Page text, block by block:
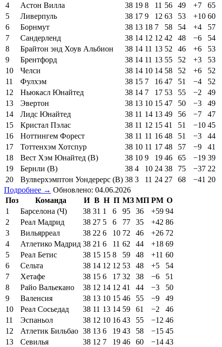
4
Астон Вилла 38 19 8 11 56 49 +7
65
5
Ливерпуль 38 17 9 12 63 53 +10 60
6
Борнмут 38 13 18 7 58 54 +4
57
7
Сандерленд 38 14 12 12 42 48 −6
54
8
Брайтон энд Хоув Альбион 38 14 11 13 52 46 +6
53
9
Брентфорд 38 14 11 13 55 52 +3
53
10
Челси 38 14 10 14 58 52 +6
52
11
Фулхэм 38 15 7 16 47 51 −4
52
12
Ньюкасл Юнайтед 38 14 7 17 53 55 −2
49
13
Эвертон 38 13 10 15 47 50 −3
49
14
Лидс Юнайтед 38 11 14 13 49 56 −7
47
15
Кристал Пэлас 38 11 12 15 41 51 −10 45
16
Ноттингем Форест 38 11 11 16 48 51 −3
44
17
Тоттенхэм Хотспур 38 10 11 17 48 57 −9
41
18
Вест Хэм Юнайтед (В) 38 10 9 19 46 65 −19 39
19
Бернли (В) 38 4 10 24 38 75 −37 22
20
Вулверхэмптон Уондерерс (В) 38 3 11 24 27 68 −41 20
Подробнее → Обновлено: 04.06.2026
Поз
Команда И В Н П МЗ МП РМ О
1
Барселона (Ч) 38 31 1 6 95 36 +59 94
2
Реал Мадрид 38 27 5 6 77 35 +42 86
3
Вильярреал 38 22 6 10 72 46 +26 72
4
Атлетико Мадрид 38 21 6 11 62 44 +18 69
5
Реал Бетис 38 15 15 8 59 48 +11 60
6
Сельта 38 14 12 12 53 48 +5
54
7
Хетафе 38 15 6 17 32 38 −6
51
8
Райо Вальекано 38 12 14 12 41 44 −3
50
9
Валенсия 38 13 10 15 46 55 −9
49
10
Реал Сосьедад 38 11 13 14 59 61 −2
46
11
Эспаньол 38 12 10 16 43 55 −12 46
12
Атлетик Бильбао 38 13 6 19 43 58 −15 45
13
Севилья 38 12 7 19 46 60 −14 43